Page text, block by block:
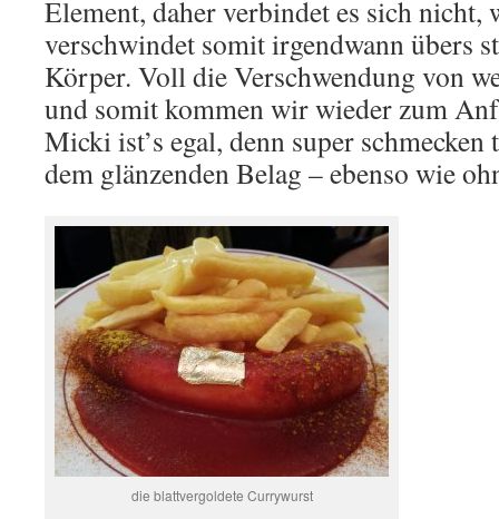
Element, daher verbindet es sich
verschwindet somit irgendwann übers
Körper. Voll die Verschwendung von
und somit kommen wir wieder zum
Micki ist’s egal, denn super
dem glänzenden Belag – ebenso wie
die blattvergoldete Currywurst